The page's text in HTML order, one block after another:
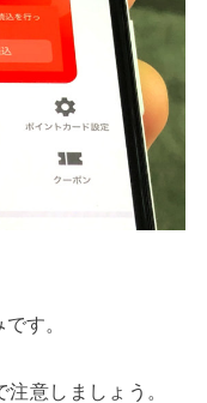
す。
意しましょう。